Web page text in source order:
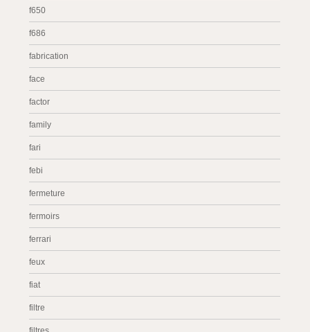
f650
f686
fabrication
face
factor
family
fari
febi
fermeture
fermoirs
ferrari
feux
fiat
filtre